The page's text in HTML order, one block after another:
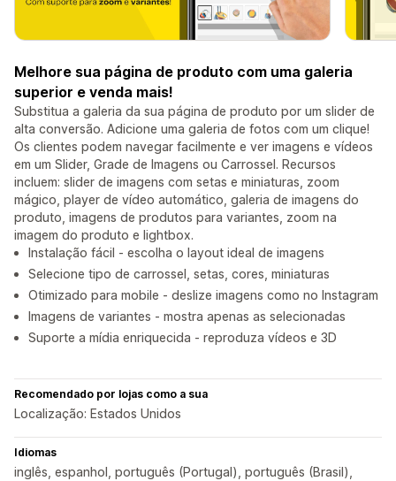
Melhore sua página de produto com uma galeria
superior e venda mais!
Substitua a galeria da sua página de produto por um slider de
alta conversão. Adicione uma galeria de fotos com um clique!
Os clientes podem navegar facilmente e ver imagens e vídeos
em um Slider, Grade de Imagens ou Carrossel. Recursos
incluem: slider de imagens com setas e miniaturas, zoom
mágico, player de vídeo automático, galeria de imagens do
produto, imagens de produtos para variantes, zoom na
imagem do produto e lightbox.
Instalação fácil - escolha o layout ideal de imagens
Selecione tipo de carrossel, setas, cores, miniaturas
Otimizado para mobile - deslize imagens como no Instagram
Imagens de variantes - mostra apenas as selecionadas
Suporte a mídia enriquecida - reproduza vídeos e 3D
Recomendado por lojas como a sua
Localização: Estados Unidos
Idiomas
inglês, espanhol, português (Portugal), português (Brasil),